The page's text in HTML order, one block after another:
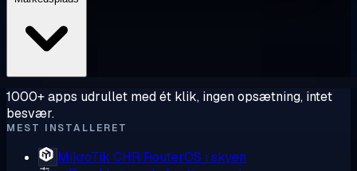
1000+ apps udrullet med ét klik, ingen opsætning, intet
besvær.
MEST INSTALLERET
MikroTik CHR RouterOS i skyen